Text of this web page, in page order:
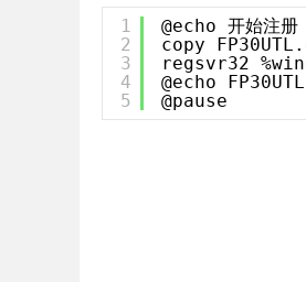
1
2
3
4
5
@echo 开始注册
copy
regsvr32
@echo
@pause